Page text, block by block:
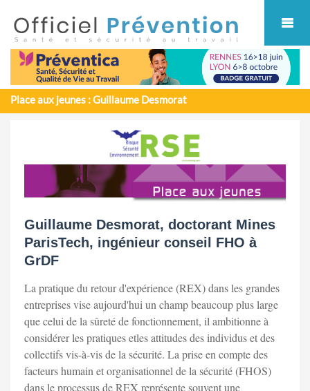
Place aux jeunes : Guillaume Desmorat
Guillaume Desmorat, doctorant Mines
ParisTech, ingénieur conseil FHO à
GrDF
La pratique du retour d'expérience (REX) dans les grandes
entreprises vise aujourd'hui un champ beaucoup plus large
que celui de la sûreté de fonctionnement, il ambitionne à
considérer les pratiques etles attitudes des individus et des
collectifs vis-à-vis de la sécurité. La prise en compte des
facteurs humain et organisationnel de la sécurité (FHOS)
dans le processus de REX représente souvent une